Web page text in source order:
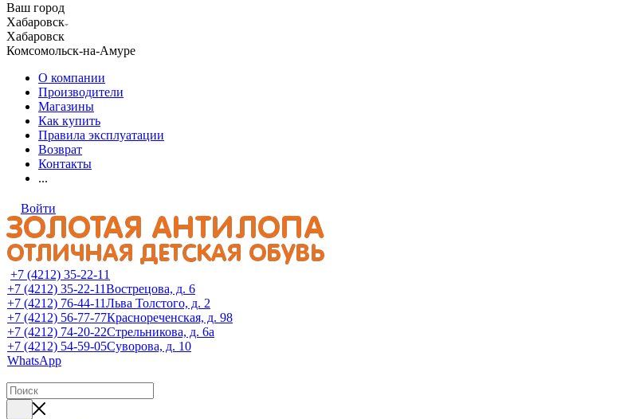
Ваш город
Хабаровск
Хабаровск
Комсомольск-на-Амуре
О компании
Производители
Магазины
Как купить
Правила эксплуатации
Возврат
Контакты
...
Войти
+7 (4212) 35-22-11
+7 (4212) 35-22-11Вострецова, д. 6
+7 (4212) 76-44-11Льва Толстого, д. 2
+7 (4212) 56-77-77Краснореченская, д. 98
+7 (4212) 74-20-22Стрельникова, д. 6а
+7 (4212) 54-59-05Суворова, д. 10
WhatsApp